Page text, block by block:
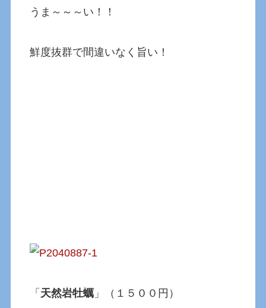
うま～～～い！！
鮮度抜群で間違いなく旨い！
「 天然岩牡蠣 」（１５００円）